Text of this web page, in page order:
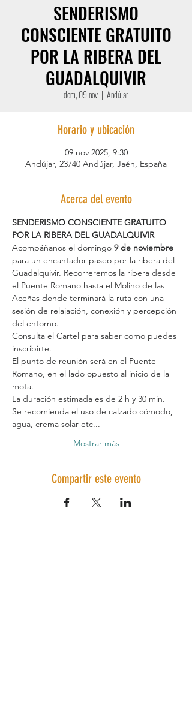
SENDERISMO
CONSCIENTE GRATUITO
POR LA RIBERA DEL
GUADALQUIVIR
dom, 09 nov
  |
Andújar
Horario y ubicación
09 nov 2025, 9:30
Andújar, 23740 Andújar, Jaén, España
Acerca del evento
SENDERISMO CONSCIENTE GRATUITO
POR LA RIBERA DEL GUADALQUIVIR
Acompáñanos el domingo 9 de noviembre
para un encantador paseo por la ribera del
Guadalquivir. Recorreremos la ribera desde
el Puente Romano hasta el Molino de las
Aceñas donde terminará la ruta con una
sesión de relajación, conexión y percepción
del entorno.
Consulta el Cartel para saber como puedes
inscribirte.
El punto de reunión será en el Puente
Romano, en el lado opuesto al inicio de la
mota.
La duración estimada es de 2 h y 30 min.
Se recomienda el uso de calzado cómodo,
agua, crema solar etc...
Mostrar más
Compartir este evento